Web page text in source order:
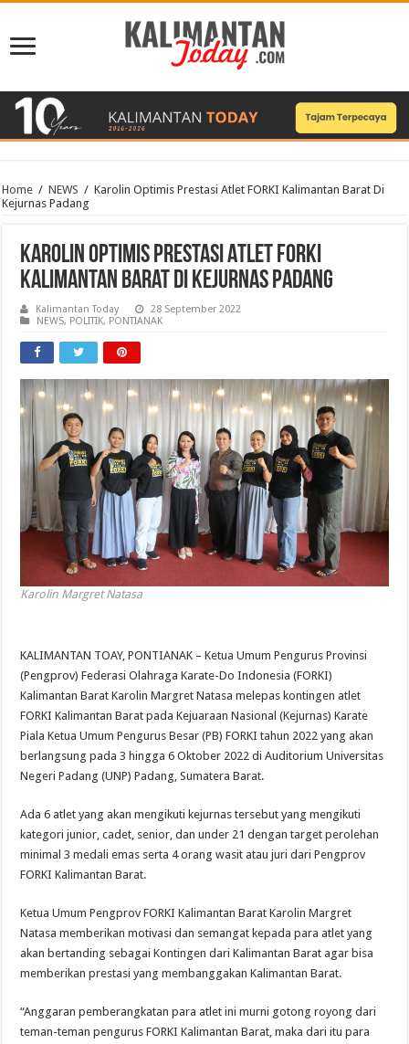
Home / NEWS / Karolin Optimis Prestasi Atlet FORKI Kalimantan Barat Di
Kejurnas Padang
Karolin Optimis Prestasi Atlet FORKI
Kalimantan Barat Di Kejurnas Padang
Kalimantan Today
28 September 2022
NEWS, POLITIK, PONTIANAK
Karolin Margret Natasa
KALIMANTAN TOAY, PONTIANAK – Ketua Umum Pengurus Provinsi
(Pengprov) Federasi Olahraga Karate-Do Indonesia (FORKI)
Kalimantan Barat Karolin Margret Natasa melepas kontingen atlet
FORKI Kalimantan Barat pada Kejuaraan Nasional (Kejurnas) Karate
Piala Ketua Umum Pengurus Besar (PB) FORKI tahun 2022 yang akan
berlangsung pada 3 hingga 6 Oktober 2022 di Auditorium Universitas
Negeri Padang (UNP) Padang, Sumatera Barat.
Ada 6 atlet yang akan mengikuti kejurnas tersebut yang mengikuti
kategori junior, cadet, senior, dan under 21 dengan target perolehan
minimal 3 medali emas serta 4 orang wasit atau juri dari Pengprov
FORKI Kalimantan Barat.
Ketua Umum Pengprov FORKI Kalimantan Barat Karolin Margret
Natasa memberikan motivasi dan semangat kepada para atlet yang
akan bertanding sebagai Kontingen dari Kalimantan Barat agar bisa
memberikan prestasi yang membanggakan Kalimantan Barat.
“Anggaran pemberangkatan para atlet ini murni gotong royong dari
teman-teman pengurus FORKI Kalimantan Barat, maka dari itu para